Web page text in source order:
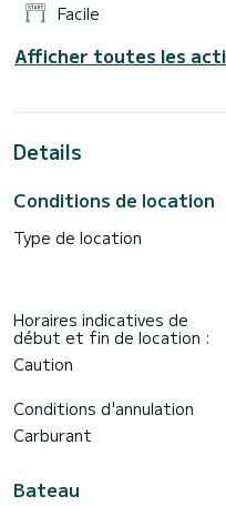
Facile
Afficher toutes les
Details
Conditions de location
Type de location
Horaires indicatives de
début et fin de location :
Caution
Conditions d'annulation
Carburant
Bateau